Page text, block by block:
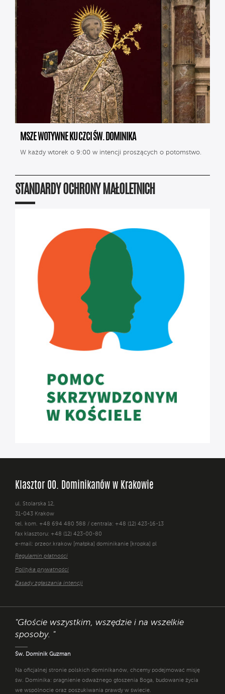
MSZE WOTYWNE KU CZCI ŚW. DOMINIKA
W każdy wtorek o 9:00 w intencji proszących o potomstwo.
STANDARDY OCHRONY MAŁOLETNICH
Klasztor OO. Dominikanów w Krakowie
ul. Stolarska 12,
31-043 Kraków
tel. kom. +48 694 480 588 / centrala: +48 (12) 423-16-13
fax klasztoru: +48 (12) 423-00-80
e-mail: przeor.krakow [małpka] dominikanie [kropka] pl
Regulamin płatności
Polityka prywatności
Zasady zgłaszania intencji
"Głoście wszystkim, wszędzie i na wszelkie
sposoby. "
Św. Dominik Guzman
Na oficjalnej stronie polskich dominikanów, chcemy podejmować misję
św. Dominika: pragnienie odważnego głoszenia Boga, budowanie życia
we wspólnocie oraz poszukiwania prawdy w świecie.